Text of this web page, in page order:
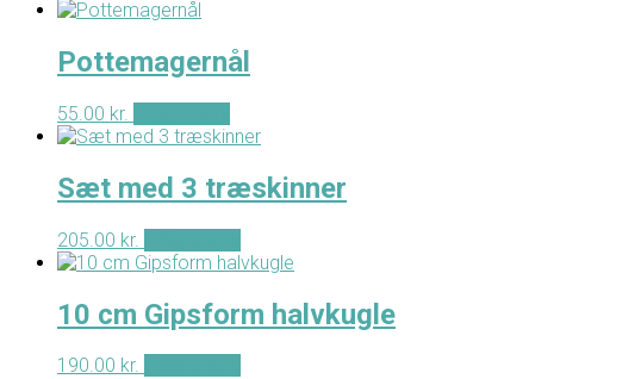
Pottemagernål
55.00 kr.
Sæt med 3 træskinner
205.00 kr.
10 cm Gipsform halvkugle
190.00 kr.